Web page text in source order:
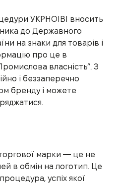
УКРНОІВІ вносить
до Державного
на знаки для товарів і
про це в
власність”. З
і беззаперечно
бренду і можете
марки — це не
в обмін на логотип. Це
успіх якої